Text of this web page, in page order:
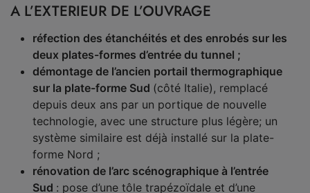
A L’EXTERIEUR DE L’OUVRAGE
réfection des étanchéités et des enrobés sur les
deux plates-formes d’entrée du tunnel ;
démontage de l’ancien portail thermographique
sur la plate-forme Sud (côté Italie), remplacé
depuis deux ans par un portique de nouvelle
technologie, avec une structure plus légère; un
système similaire est déjà installé sur la plate-
forme Nord ;
rénovation de l’arc scénographique à l’entrée
Sud : pose d’une tôle trapézoïdale et d’une